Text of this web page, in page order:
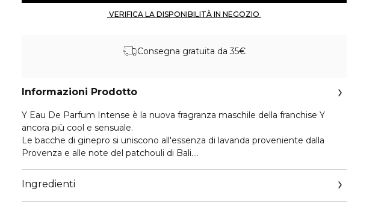
Consegna gratuita da 35€
Informazioni Prodotto
Y Eau De Parfum Intense è la nuova fragranza maschile della franchise Y
ancora più cool e sensuale.
Le bacche di ginepro si uniscono all'essenza di lavanda proveniente dalla
Provenza e alle note del patchouli di Bali.
La fragranza per il vero self made man.
Ingredienti